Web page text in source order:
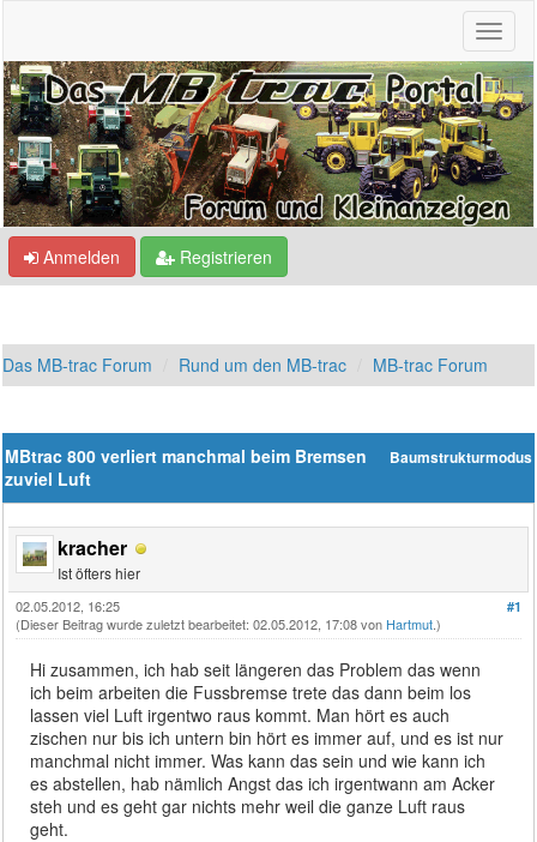
Anmelden Registrieren
Das MB-trac Forum Rund um den MB-trac MB-trac Forum
Baumstrukturmodus
MBtrac 800 verliert manchmal beim Bremsen
zuviel Luft
kracher
Ist öfters hier
#1
02.05.2012, 16:25
(Dieser Beitrag wurde zuletzt bearbeitet: 02.05.2012, 17:08 von Hartmut.)
Hi zusammen, ich hab seit längeren das Problem das wenn
ich beim arbeiten die Fussbremse trete das dann beim los
lassen viel Luft irgentwo raus kommt. Man hört es auch
zischen nur bis ich untern bin hört es immer auf, und es ist nur
manchmal nicht immer. Was kann das sein und wie kann ich
es abstellen, hab nämlich Angst das ich irgentwann am Acker
steh und es geht gar nichts mehr weil die ganze Luft raus
geht.